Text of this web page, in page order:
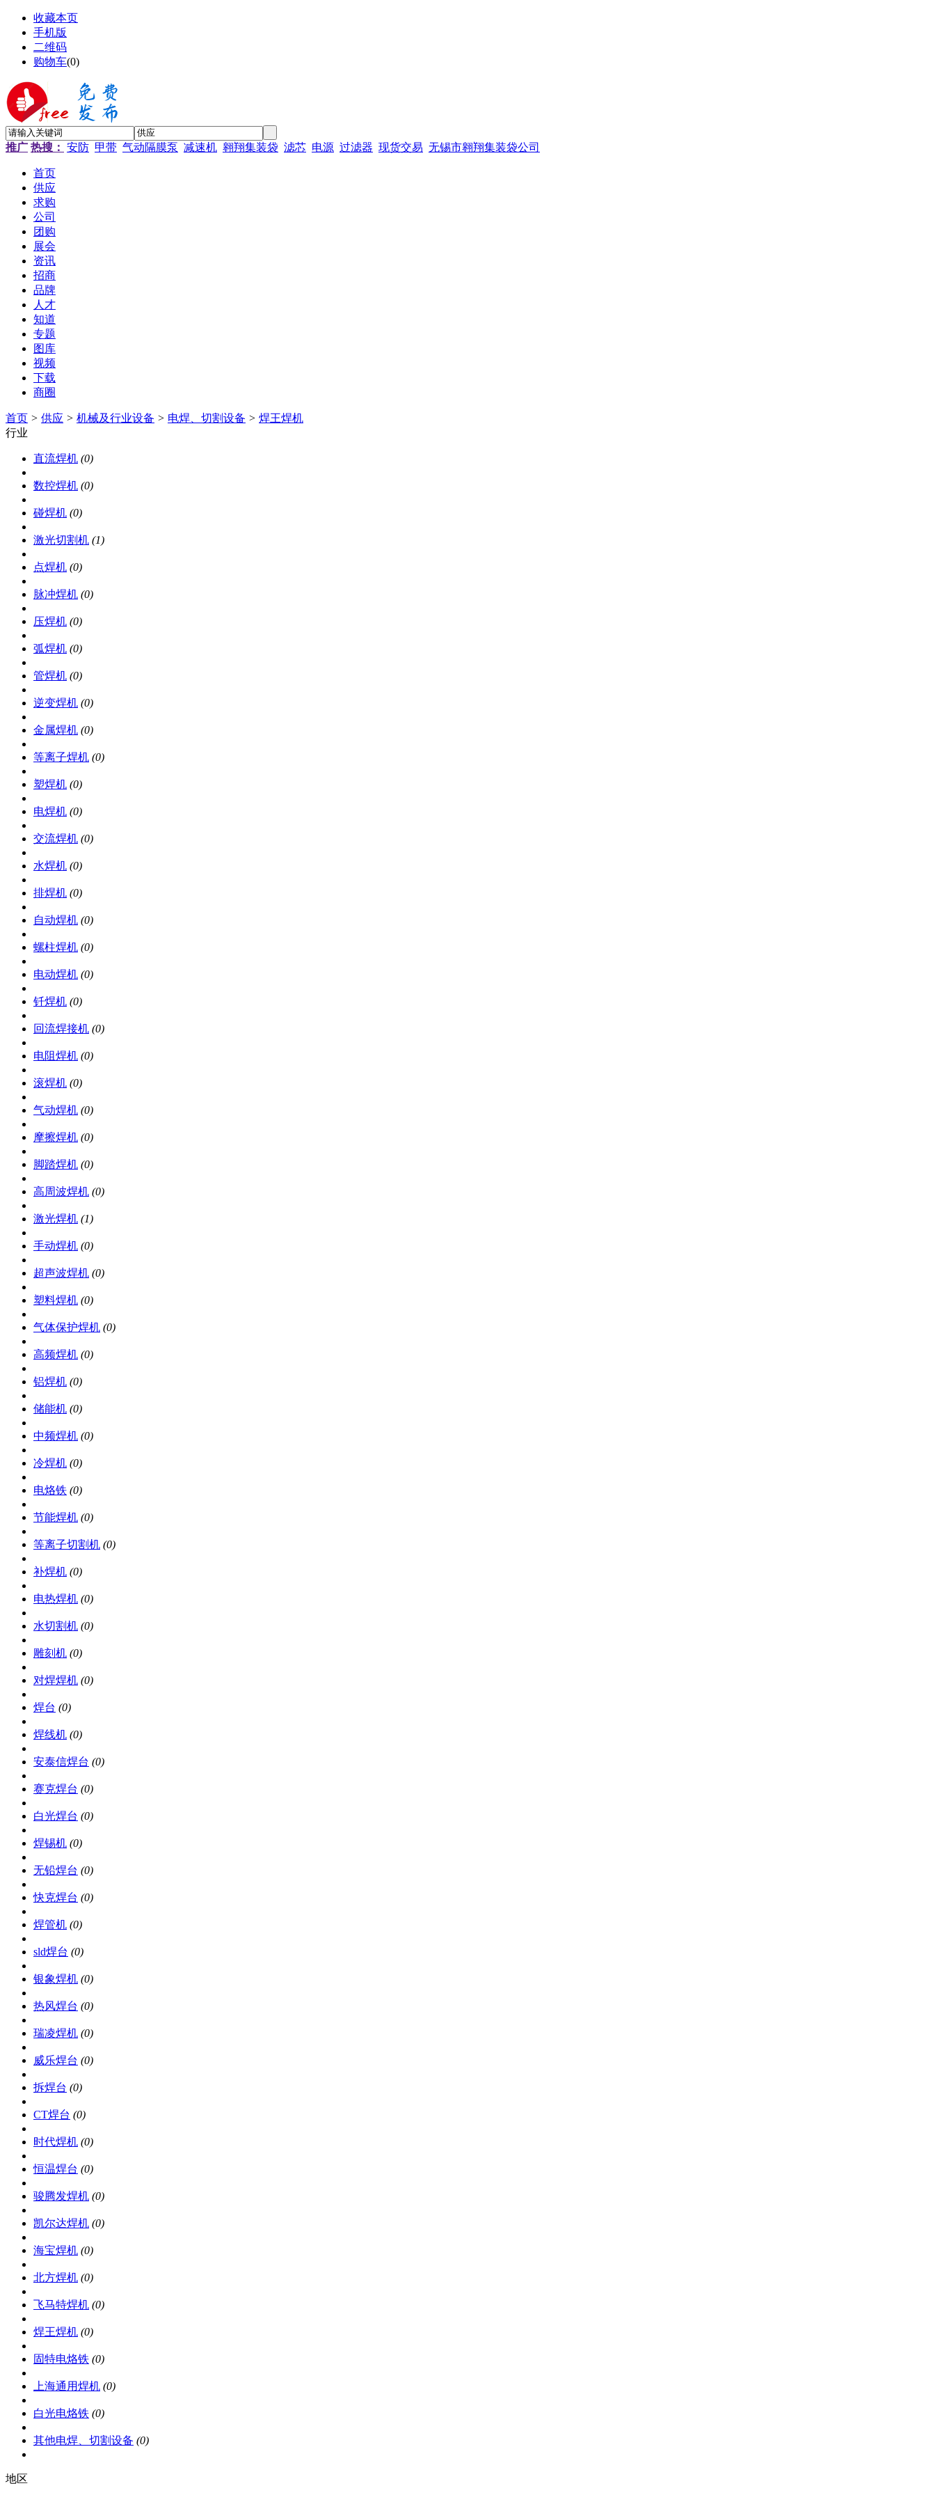
收藏本页
手机版
二维码
购物车(0)
推广 热搜： 安防 甲带 气动隔膜泵 减速机 翱翔集装袋 滤芯 电源 过滤器 现货交易 无锡市翱翔集装袋公司
首页
供应
求购
公司
团购
展会
资讯
招商
品牌
人才
知道
专题
图库
视频
下载
商圈
首页 > 供应 > 机械及行业设备 > 电焊、切割设备 > 焊王焊机
行业
直流焊机 (0)
数控焊机 (0)
碰焊机 (0)
激光切割机 (1)
点焊机 (0)
脉冲焊机 (0)
压焊机 (0)
弧焊机 (0)
管焊机 (0)
逆变焊机 (0)
金属焊机 (0)
等离子焊机 (0)
塑焊机 (0)
电焊机 (0)
交流焊机 (0)
水焊机 (0)
排焊机 (0)
自动焊机 (0)
螺柱焊机 (0)
电动焊机 (0)
钎焊机 (0)
回流焊接机 (0)
电阻焊机 (0)
滚焊机 (0)
气动焊机 (0)
摩擦焊机 (0)
脚踏焊机 (0)
高周波焊机 (0)
激光焊机 (1)
手动焊机 (0)
超声波焊机 (0)
塑料焊机 (0)
气体保护焊机 (0)
高频焊机 (0)
铝焊机 (0)
储能机 (0)
中频焊机 (0)
冷焊机 (0)
电烙铁 (0)
节能焊机 (0)
等离子切割机 (0)
补焊机 (0)
电热焊机 (0)
水切割机 (0)
雕刻机 (0)
对焊焊机 (0)
焊台 (0)
焊线机 (0)
安泰信焊台 (0)
赛克焊台 (0)
白光焊台 (0)
焊锡机 (0)
无铅焊台 (0)
快克焊台 (0)
焊管机 (0)
sld焊台 (0)
银象焊机 (0)
热风焊台 (0)
瑞凌焊机 (0)
威乐焊台 (0)
拆焊台 (0)
CT焊台 (0)
时代焊机 (0)
恒温焊台 (0)
骏腾发焊机 (0)
凯尔达焊机 (0)
海宝焊机 (0)
北方焊机 (0)
飞马特焊机 (0)
焊王焊机 (0)
固特电烙铁 (0)
上海通用焊机 (0)
白光电烙铁 (0)
其他电焊、切割设备 (0)
地区